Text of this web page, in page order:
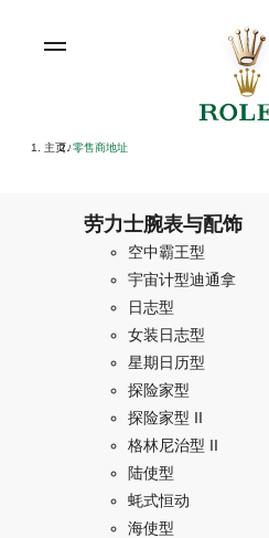
主页/ 零售商地址
劳力士腕表与配饰
空中霸王型
宇宙计型迪通拿
日志型
女装日志型
星期日历型
探险家型
探险家型 II
格林尼治型 II
陆使型
蚝式恒动
海使型